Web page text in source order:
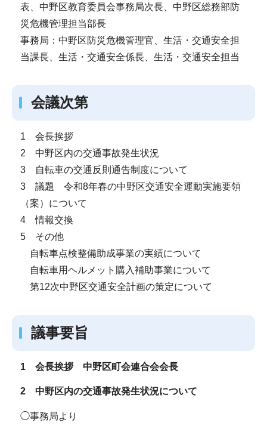
表、中野区教育委員会事務局次長、中野区総務部防
災危機管理担当部長
事務局：中野区防災危機管理官、生活・交通安全担
当課長、生活・交通安全係長、生活・交通安全担当
会議次第
1 会長挨拶
2 中野区内の交通事故発生状況
3 自転車の交通反則通告制度について
3 議題 令和8年春の中野区交通安全運動実施要領
（案）について
4 情報交換
5 その他
自転車点検整備助成事業の実績について
自転車用ヘルメット購入補助事業について
第12次中野区交通安全計画の策定について
議事要旨
1 会長挨拶 中野区町会連合会会長
2 中野区内の交通事故発生状況について
◯事務局より